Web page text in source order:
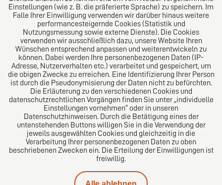
Das europäische Kanzlei-Netzwerk
Einstellungen (wie z. B. die präferierte Sprache) zu speichern. Im
Falle Ihrer Einwilligung verwenden wir darüber hinaus weitere
performancesteigernde Cookies (Statistik und
Nutzungsmessung sowie externe Dienste). Die Cookies
verwenden wir ausschließlich dazu, unsere Website Ihren
Wünschen entsprechend anpassen und weiterentwickeln zu
können. Dabei werden Ihre personenbezogenen Daten (IP-
Adresse, Nutzerverhalten etc.) verarbeitet und gespeichert, um
die obigen Zwecke zu erreichen. Eine Identifizierung Ihrer Person
ist durch die Pseudonymisierung der Daten nicht zu befürchten.
Die Erläuterung zu den verschiedenen Cookies und
datenschutzrechtlichen Vorgängen finden Sie unter „individuelle
Einstellungen vornehmen“ oder in unseren
Datenschutzhinweisen. Durch die Betätigung eines der
untenstehenden Buttons willigen Sie in die Verwendung der
jeweils ausgewählten Cookies und gleichzeitig in die
Verarbeitung Ihrer personenbezogenen Daten zu oben
beschriebenen Zwecken ein. Die Erteilung der Einwilligungen ist
freiwillig.